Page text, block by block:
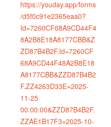
https://youday.app/forms
/d5f0c91e2365eaa0?
Id=7260CF68A9CD44F4
8A2B8E18A8177CBB&Z
ZD87B4B2F.Id=7260CF
68A9CD44F48A2B8E18
A8177CBB&ZZD87B4B2
F.ZZ4263D33E=2025-
11-25
00:00:00&ZZD87B4B2F.
ZZAE1B17F3=2025-10-